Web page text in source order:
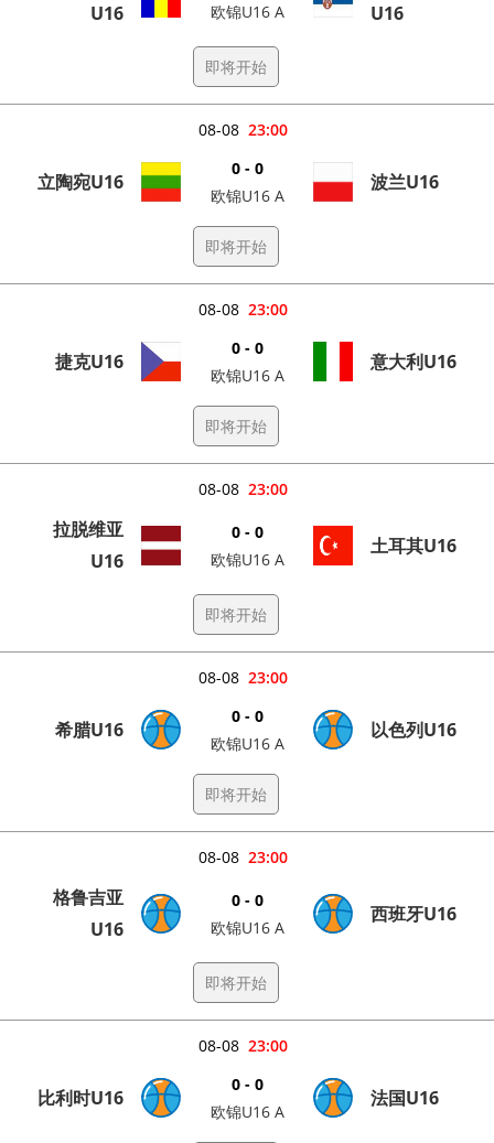
U16
欧锦U16 A
U16
即将开始
23:00
08-08
立陶宛U16
0 - 0
欧锦U16 A
波兰U16
即将开始
23:00
08-08
捷克U16
0 - 0
欧锦U16 A
意大利U16
即将开始
23:00
08-08
拉脱维亚
U16
0 - 0
欧锦U16 A
土耳其U16
即将开始
23:00
08-08
希腊U16
0 - 0
欧锦U16 A
以色列U16
即将开始
23:00
08-08
格鲁吉亚
U16
0 - 0
欧锦U16 A
西班牙U16
即将开始
23:00
08-08
比利时U16
0 - 0
欧锦U16 A
法国U16